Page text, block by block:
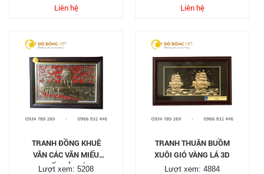
Liên hệ Liên hệ
TRANH ĐỒNG KHUÊ
VĂN CÁC VĂN MIẾU
QUỐC TỬ GIÁM
Lượt xem: 5208
TRANH THUẬN BUỒM
XUÔI GIÓ VÀNG LÁ 3D
Lượt xem: 4884